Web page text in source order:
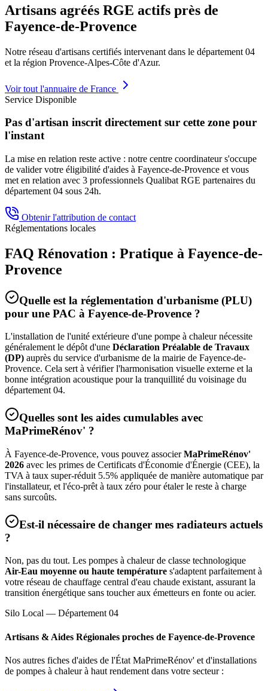
Artisans agréés RGE actifs près de
Fayence-de-Provence
Notre réseau d'artisans certifiés intervenant dans le département 04
et la région Provence-Alpes-Côte d'Azur.
Voir tout l'annuaire de France
Service Disponible
Pas d'artisan inscrit directement sur cette zone pour
l'instant
La mise en relation reste active : notre centre coordinateur s'occupe
de valider votre éligibilité d'aides à Fayence-de-Provence et vous
met en relation avec 3 professionnels Qualibat RGE partenaires du
département 04 sous 24h.
Obtenir l'attribution de contact
Réglementations locales
FAQ Rénovation : Pratique à Fayence-de-
Provence
Quelle est la réglementation d'urbanisme (PLU)
pour une PAC à Fayence-de-Provence ?
L'installation de l'unité extérieure d'une pompe à chaleur nécessite
généralement le dépôt d'une Déclaration Préalable de Travaux
(DP) auprès du service d'urbanisme de la mairie de Fayence-de-
Provence. Cela sert à vérifier l'harmonisation visuelle externe et la
bonne intégration acoustique pour la tranquillité du voisinage du
département04.
Quelles sont les aides cumulables avec
MaPrimeRénov' ?
À Fayence-de-Provence, vous pouvez associerMaPrimeRénov'
2026 avec les primes de Certificats d'Économie d'Énergie (CEE), la
TVA à taux super-réduit 5.5% appliquée de manière automatique par
l'installateur, et l'éco-prêt à taux zéro pour étaler le reste à charge
sans surcoûts.
Est-il nécessaire de changer mes radiateurs actuels
?
Non, pas du tout. Les pompes à chaleur de classe technologique
Air-Eau moyenne ou haute température s'adaptent parfaitement à
votre réseau de chauffage central d'eau chaude existant, assurant la
transition énergétique sans toucher aux émetteurs en fonte ou acier.
Silo Local — Département 04
Artisans & Aides Régionales proches de Fayence-de-Provence
Nos autres fiches d'aides de l'État MaPrimeRénov' et d'installations
de pompes à chaleur à haut rendement dans votre secteur :